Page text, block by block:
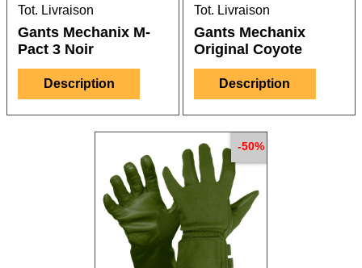
Tot. Livraison
Gants Mechanix M-
Pact 3 Noir
Description
Tot. Livraison
Gants Mechanix
Original Coyote
Description
-50%